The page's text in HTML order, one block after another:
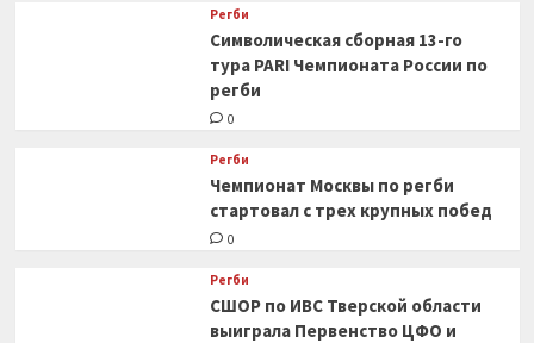
Регби
Символическая сборная 13-го
тура PARI Чемпионата России по
регби
0
Регби
Чемпионат Москвы по регби
стартовал с трех крупных побед
0
Регби
СШОР по ИВС Тверской области
выиграла Первенство ЦФО и